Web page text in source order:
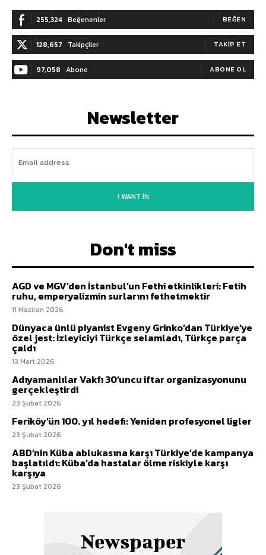
255,324 Beğenenler BEĞEN
128,657 Takipçiler TAKIP ET
97,058 Abone ABONE OL
Newsletter
I WANT IN
Don't miss
AGD ve MGV’den İstanbul’un Fethi etkinlikleri: Fetih
ruhu, emperyalizmin surlarını fethetmektir
11 Haziran 2026
Dünyaca ünlü piyanist Evgeny Grinko’dan Türkiye’ye
özel jest: İzleyiciyi Türkçe selamladı, Türkçe parça
çaldı
13 Mart 2026
Adıyamanlılar Vakfı 30’uncu iftar organizasyonunu
gerçekleştirdi
23 Şubat 2026
Feriköy’ün 100. yıl hedefi: Yeniden profesyonel ligler
23 Şubat 2026
ABD’nin Küba ablukasına karşı Türkiye’de kampanya
başlatıldı: Küba’da hastalar ölme riskiyle karşı
karşıya
23 Şubat 2026